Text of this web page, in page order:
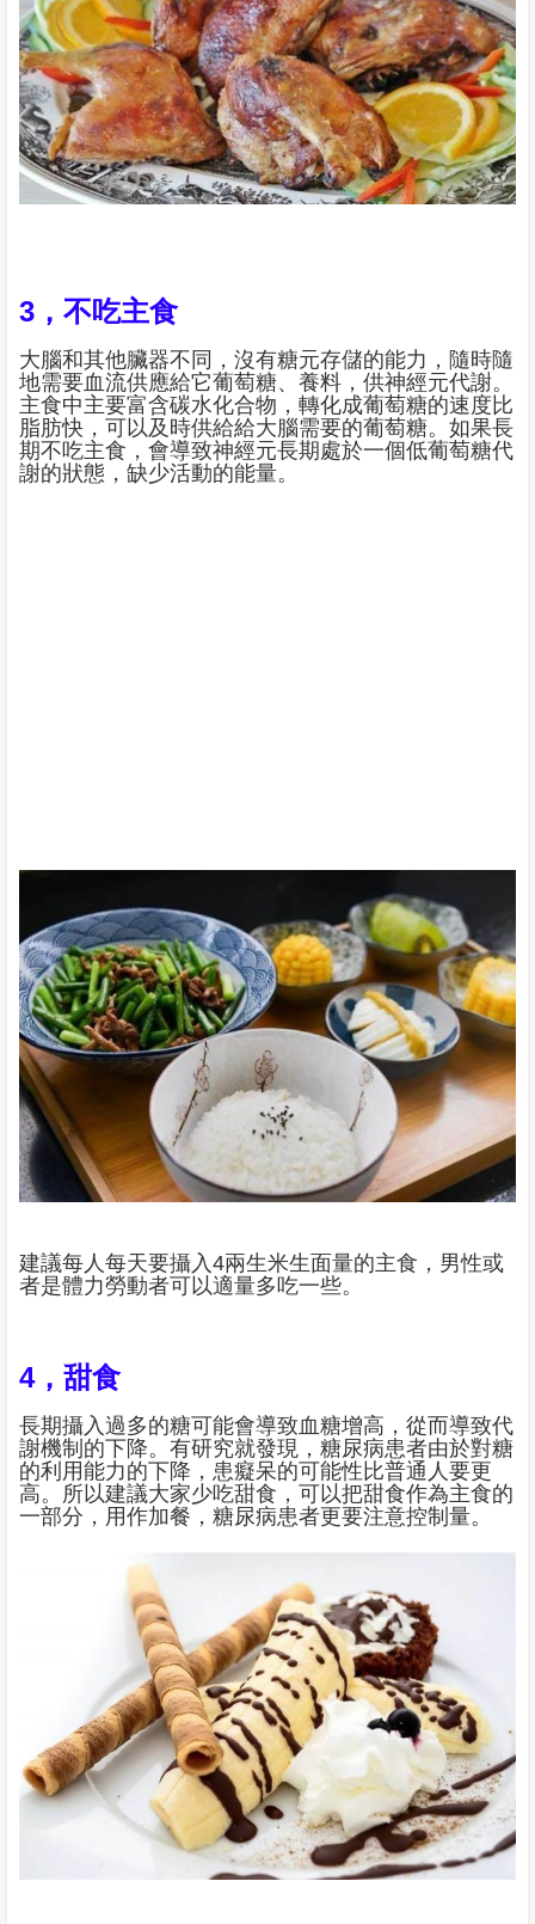
3，不吃主食
大腦和其他臟器不同，沒有糖元存儲的能力，隨時隨
地需要血流供應給它葡萄糖、養料，供神經元代謝。
主食中主要富含碳水化合物，轉化成葡萄糖的速度比
脂肪快，可以及時供給給大腦需要的葡萄糖。如果長
期不吃主食，會導致神經元長期處於一個低葡萄糖代
謝的狀態，缺少活動的能量。
建議每人每天要攝入4兩生米生面量的主食，男性或
者是體力勞動者可以適量多吃一些。
4，甜食
長期攝入過多的糖可能會導致血糖增高，從而導致代
謝機制的下降。有研究就發現，糖尿病患者由於對糖
的利用能力的下降，患癡呆的可能性比普通人要更
高。所以建議大家少吃甜食，可以把甜食作為主食的
一部分，用作加餐，糖尿病患者更要注意控制量。